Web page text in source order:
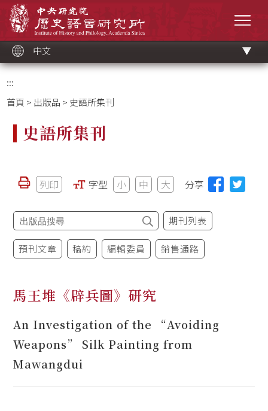
中文
:::
首頁 > 出版品 > 史語所集刊
史語所集刊
列印 字型 小 中 大 分享
期刊列表
預刊文章 稿約 編輯委員 銷售通路
馬王堆《辟兵圖》研究
An Investigation of the “Avoiding
Weapons” Silk Painting from
Mawangdui